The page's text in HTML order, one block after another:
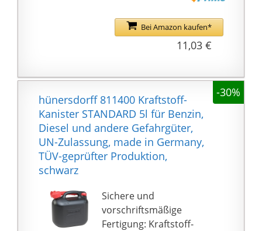
Korrosionsschutz sowie
eine glatte Oberfläche
SICHERER TRANSPORT,
Unempfindlich
während der Fahrt, so
dass weder Risse oder
andere Schäden
entstehen.
Bandschweißung sorgt
Festigkeit der Griffe -
unverzichtbar während
der Fahrt!
Bei Amazon kaufen*
11,03 €
-30%
hünersdorff 811400 Kraftstoff-
Kanister STANDARD 5l für Benzin,
Diesel und andere Gefahrgüter,
UN-Zulassung, made in Germany,
TÜV-geprüfter Produktion,
schwarz
Sichere und
vorschriftsmäßige
Fertigung: Kraftstoff-